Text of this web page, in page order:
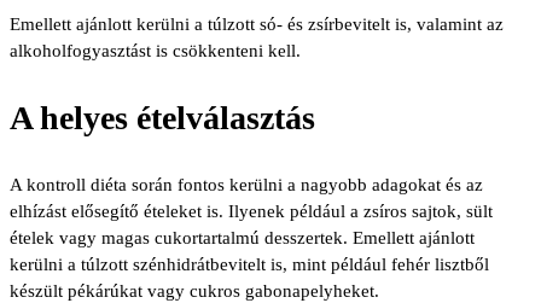
Emellett ajánlott kerülni a túlzott só- és zsírbevitelt is, valamint az
alkoholfogyasztást is csökkenteni kell.
A helyes ételválasztás
A kontroll diéta során fontos kerülni a nagyobb adagokat és az
elhízást elősegítő ételeket is. Ilyenek például a zsíros sajtok, sült
ételek vagy magas cukortartalmú desszertek. Emellett ajánlott
kerülni a túlzott szénhidrátbevitelt is, mint például fehér lisztből
készült pékárúkat vagy cukros gabonapelyheket.